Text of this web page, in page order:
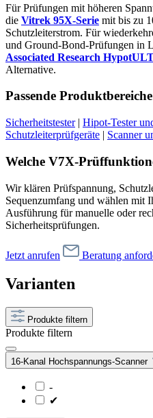
Für Prüfungen mit höheren
die Vitrek 95X-Serie mit bis zu
Schutzleiterstrom. Für
und Ground-Bond-Prüfungen in
Associated Research
Alternative.
Passende Produktbereiche
Sicherheitstester| Hipot-Tester
Schutzleiterprüfgeräte | Scanner
Welche V7X-
Wir klären Prüfspannung,
Sequenzumfang und wählen mit
Ausführung für manuelle oder
Sicherheitsprüfungen.
Jetzt anrufen Beratung
Varianten
Produkte filtern
Produkte filtern
16-Kanal Hochspannungs-Scanner
-
✔